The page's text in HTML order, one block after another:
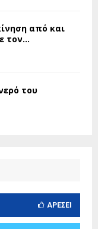
από και
τον...
του
ΑΡΈΣΕΙ